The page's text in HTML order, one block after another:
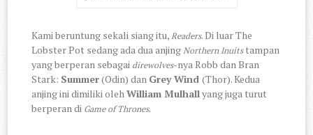
Kami beruntung sekali siang itu,Readers. Di luar The
Lobster Pot sedang ada dua anjingNorthern Inuitstampan
yang berperan sebagai direwolves-nya Robb dan Bran
Stark: Summer(Odin) dan Grey Wind(Thor). Kedua
anjing ini dimiliki olehWilliam Mulhallyang juga turut
berperan di Game of Thrones.